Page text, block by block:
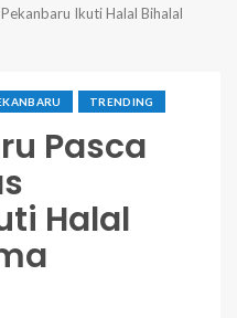
Ikuti Halal Bihalal
TRENDING
Pasca
Halal